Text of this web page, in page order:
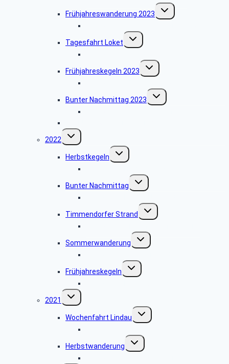
Frühjahreswanderung 2023
Untermenü
umschalten
Tagesfahrt Loket
Untermenü
umschalten
Frühjahreskegeln 2023
Untermenü
umschalten
Bunter Nachmittag 2023
Untermenü
umschalten
2022
Untermenü
umschalten
Herbstkegeln
Untermenü
umschalten
Bunter Nachmittag
Untermenü
umschalten
Timmendorfer Strand
Untermenü
umschalten
Sommerwanderung
Untermenü
umschalten
Frühjahreskegeln
Untermenü
umschalten
2021
Untermenü
umschalten
Wochenfahrt Lindau
Untermenü
umschalten
Herbstwanderung
Untermenü
umschalten